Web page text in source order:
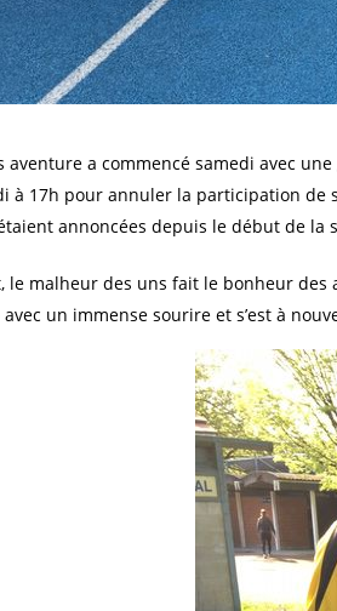
aventure a commencé samedi avec
à 17h pour annuler la participation de
annoncées depuis le début de la
le malheur des uns fait le bonheur
un immense sourire et s’est à